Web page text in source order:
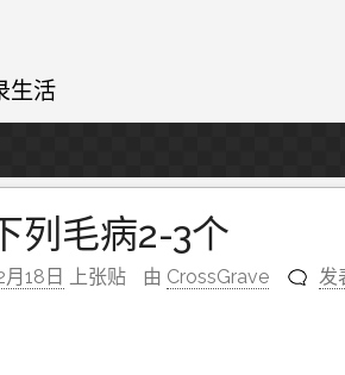
生活
列毛病2-3个
18日 上张贴 由 CrossGrave 发